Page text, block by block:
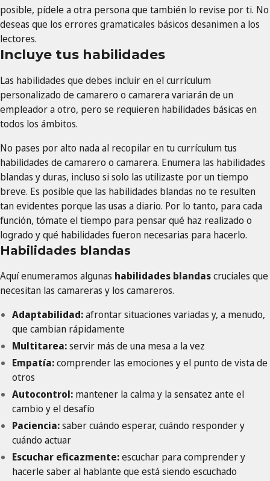
posible, pídele a otra persona que también lo revise por ti. No
deseas que los errores gramaticales básicos desanimen a los
lectores.
Incluye tus habilidades
Las habilidades que debes incluir en el currículum
personalizado de camarero o camarera variarán de un
empleador a otro, pero se requieren habilidades básicas en
todos los ámbitos.
No pases por alto nada al recopilar en tu currículum tus
habilidades de camarero o camarera. Enumera las habilidades
blandas y duras, incluso si solo las utilizaste por un tiempo
breve. Es posible que las habilidades blandas no te resulten
tan evidentes porque las usas a diario. Por lo tanto, para cada
función, tómate el tiempo para pensar qué haz realizado o
logrado y qué habilidades fueron necesarias para hacerlo.
Habilidades blandas
Aquí enumeramos algunas habilidades blandascruciales que
necesitan las camareras y los camareros.
Adaptabilidad:afrontar situaciones variadas y, a menudo,
que cambian rápidamente
Multitarea:servir más de una mesa a la vez
Empatía:comprender las emociones y el punto de vista de
otros
Autocontrol: mantener la calma y la sensatez ante el
cambio y el desafío
Paciencia:saber cuándo esperar, cuándo responder y
cuándo actuar
Escuchar eficazmente:escuchar para comprender y
hacerle saber al hablante que está siendo escuchado